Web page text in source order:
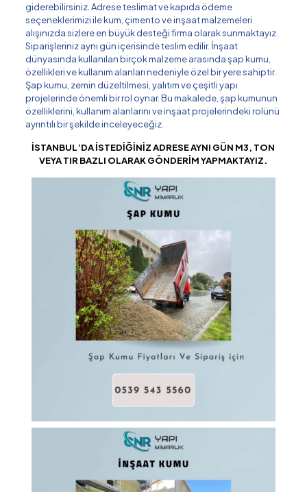
giderebilirsiniz. Adrese teslimat ve kapıda ödeme
seçeneklerimizi ile kum, çimento ve inşaat malzemeleri
alışınızda sizlere en büyük desteği firma olarak sunmaktayız.
Siparişleriniz aynı gün içerisinde teslim edilir. İnşaat
dünyasında kullanılan birçok malzeme arasında şap kumu,
özellikleri ve kullanım alanları nedeniyle özel bir yere sahiptir.
Şap kumu, zemin düzeltilmesi, yalıtım ve çeşitli yapı
projelerinde önemli bir rol oynar. Bu makalede, şap kumunun
özelliklerini, kullanım alanlarını ve inşaat projelerindeki rolünü
ayrıntılı bir şekilde inceleyeceğiz.
İSTANBUL’DA İSTEDİĞİNİZ ADRESE AYNI GÜN M3, TON
VEYA TIR BAZLI OLARAK GÖNDERİM YAPMAKTAYIZ.